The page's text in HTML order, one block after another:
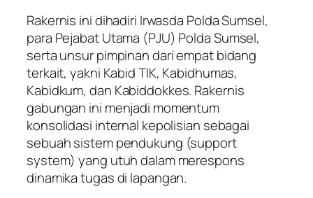
Rakernis ini dihadiri Irwasda Polda Sumsel,
para Pejabat Utama (PJU) Polda Sumsel,
serta unsur pimpinan dari empat bidang
terkait, yakni Kabid TIK, Kabidhumas,
Kabidkum, dan Kabiddokkes. Rakernis
gabungan ini menjadi momentum
konsolidasi internal kepolisian sebagai
sebuah sistem pendukung (support
system) yang utuh dalam merespons
dinamika tugas di lapangan.